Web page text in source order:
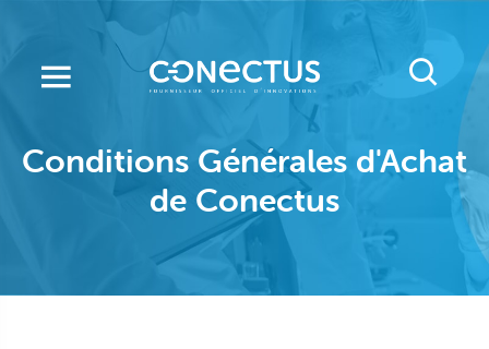
contenu
principal
Conditions Générales d'Achat
de Conectus